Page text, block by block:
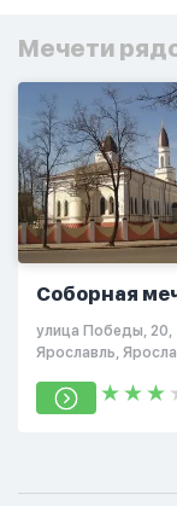
Мечети
Соборная
Ярославля
улица Победы, 20,
Ярославль,